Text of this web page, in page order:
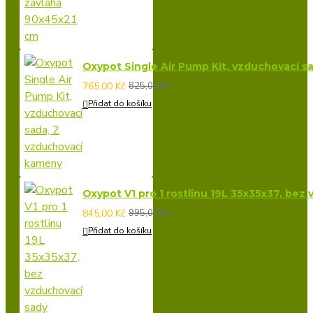
Oxypot Single Air Pump Kit, vzduchovací
765,00 Kč 825,00 Kč
Přidat do košíku
Oxypot V1 pro 1 rostlinu 19L 35x35x37, bez
845,00 Kč 995,00 Kč
Přidat do košíku